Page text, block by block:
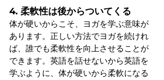
4. 柔軟性は後からついてくる
体が硬いからこそ、ヨガを学ぶ意味が
あります。正しい方法でヨガを続けれ
ば、誰でも柔軟性を向上させることが
できます。英語を話せないから英語を
学ぶように、体が硬いから柔軟になる